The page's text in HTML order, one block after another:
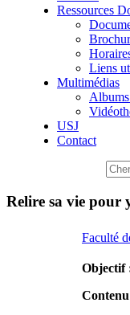
Ressources
Liens
Multimédias
USJ
Contact
Relire sa vie pour
Faculté
Objectif